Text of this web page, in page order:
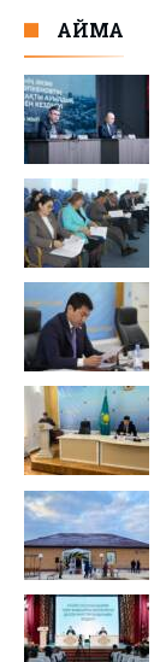
АЙМАҚ